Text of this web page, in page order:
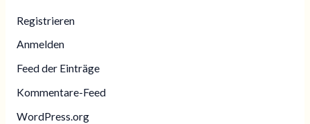
Registrieren
Anmelden
Feed der Einträge
Kommentare-Feed
WordPress.org